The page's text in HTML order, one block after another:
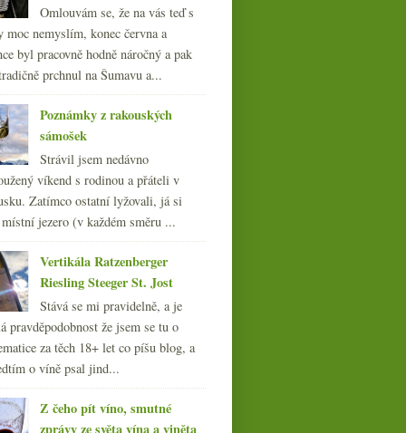
Omlouvám se, že na vás teď s
moc nemyslím, konec června a
byl pracovně hodně náročný a pak
prchnul na Šumavu a...
Poznámky z rakouských
sámošek
Strávil jsem nedávno
víkend s rodinou a přáteli v
Zatímco ostatní lyžovali, já si
jezero (v každém směru ...
Vertikála Ratzenberger
Riesling Steeger St. Jost
Stává se mi pravidelně, a je
pravděpodobnost že jsem se tu o
za těch 18+ let co píšu blog, a
o víně psal jind...
Z čeho pít víno, smutné